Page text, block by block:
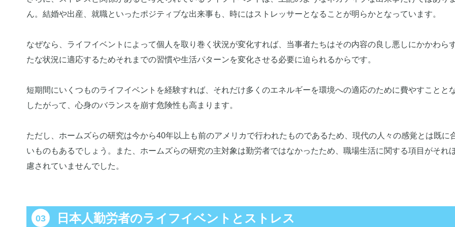
ん。結婚や出産、就職といったポジティブな出来事も、時にはストレッサーとなることが明らかとなっています。
なぜなら、ライフイベントによって個人を取り巻く状況が変化すれば、当事者たちはその内容の良し悪しにかかわら
たな状況に適応するためそれまでの習慣や生活パターンを変化させる必要に迫られるからです。
短期間にいくつものライフイベントを経験すれば、それだけ多くのエネルギーを環境への適応のために費やすこととな
したがって、心身のバランスを崩す危険性も高まります。
ただし、ホームズらの研究は今から40年以上も前のアメリカで行われたものであるため、現代の人々の感覚とは既に
いものもあるでしょう。また、ホームズらの研究の主対象は勤労者ではなかったため、職場生活に関する項目がそれ
慮されていませんでした。
日本人勤労者のライフイベントとストレス